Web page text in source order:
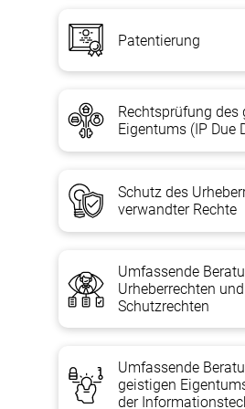
Vorbereitung eines
dieser Fazilität;
und Änderung;
Verfolgung des
Kompetenzbüros der
anfechten;
Erhalt eines Patentdokuments.
SIE ERHALTEN:
Strafverfolgungsdokumente –
nützliches Modell mehrerer Länder;
Wettbewerbsfähigkeit und
Unternehmens auf dem Markt
Lage sein, den Markt für Waren
Patentierung
Rechtsprüfung des
Eigentums (IP Due
Schutz des
verwandter Rechte
Umfassende
Urheberrechten
Schutzrechten
Umfassende
geistigen
der